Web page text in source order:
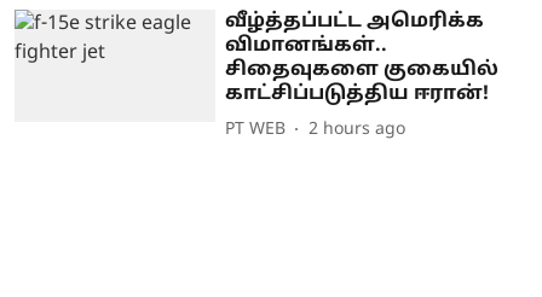
வீழ்த்தப்பட்ட அமெரிக்க
விமானங்கள்..
சிதைவுகளை குகையில்
காட்சிப்படுத்திய ஈரான்!
PT WEB 2 hours ago